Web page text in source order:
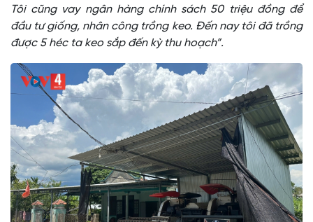
Tôi cũng vay ngân hàng chính sách 50 triệu đồng để
đầu tư giống, nhân công trồng keo. Đến nay tôi đã trồng
được 5 héc ta keo sắp đến kỳ thu hoạch”.